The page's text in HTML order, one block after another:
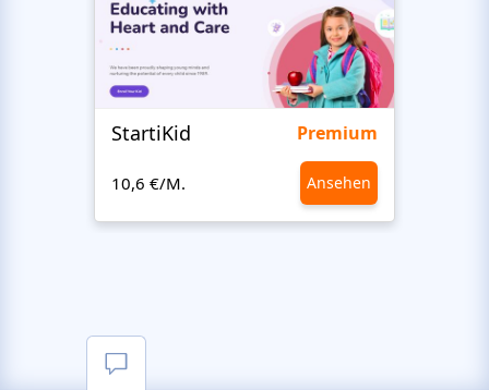
StartiKid Premium
10,6 €/M. Ansehen